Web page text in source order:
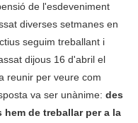
de l'esdeveniment
diverses setmanes en
seguim treballant i
dijous 16 d'abril el
reunir per veure com
va ser unànime: des
de treballar per a la